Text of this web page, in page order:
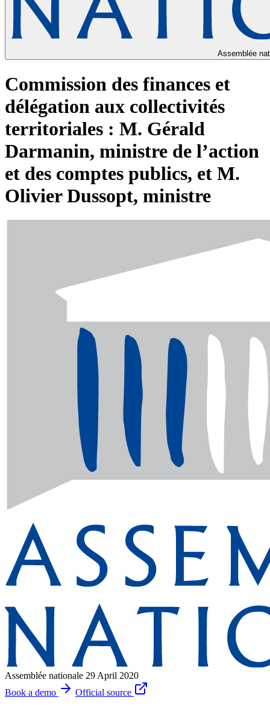
Assemblée
Commission des finances et
délégation aux collectivités
territoriales : M. Gérald
Darmanin, ministre de l’action
et des comptes publics, et M.
Olivier Dussopt, ministre
Assemblée nationale 29 April 2020
Book a demo
Official source